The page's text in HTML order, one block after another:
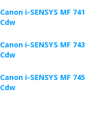
Canon i-SENSYS MF 741
Cdw
Canon i-SENSYS MF 743
Cdw
Canon i-SENSYS MF 745
Cdw